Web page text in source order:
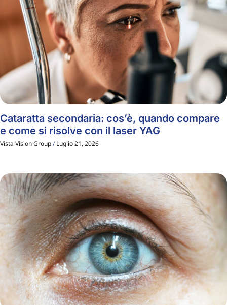
Cataratta secondaria: cos’è, quando compare
e come si risolve con il laser YAG
Vista Vision Group Luglio 21, 2026